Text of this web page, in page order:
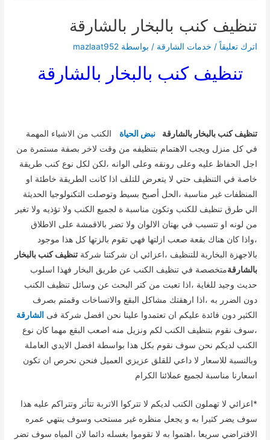
تنظيف كنب بالبخار بالشارقة
اترك تعليقاً / خدمات الشارقة / بواسطة mazlaat952
تنظيف كنب بالبخار بالشارقة
تنظيف كنب بالبخار بالشارقة نبض الحياة
الكنب من الاشياء المهمة
في كل منزل ويجب الاهتمام بتنظيفه من وقت لاخر بصفة مستمرة من
اجل الحفاظ عليه وعلى رونقه وعلى الوانه ،لكن لكل نوع كنب طريقة
خاصة في التنظيف حتي لا يتعرض للتلف اذا كانت الطريقة خاطئة او
المنظفات غير مناسبة ،الحل أصبح بسيط وتوصلت التكنولوجيا الحديثة
الي طرق تنظيف للكنب وتكون مناسبة ة لجميع الكنب ولا تؤذيه ولا تغير
من لونه او تتسبب في بهتان الالوان ولا تضر بالاقمشة على الاطلاق
،واذا كان هناك بقعة صعب ازلتها فهي تقوم بالزتها كل هذا موجود
بالاجهزة البخارية للتنظيف ،اعزائي ان شركتنا شركةتنظيف كنب بالبخار
بالشارقةمتخصصة في تنظيف الكنب عن طريق البخار فهذا اسلوب
حديث وجيد للغاية ،اذا تعبت من كتر البحث عن وسائل تنظيف الكنب
دون الضرر به ،اذا ارهقتك مشاكل البقع والاتساخات وقمتم بصرف
الكثير دون فائدة عليكم ان تعتمدوا علينا نحن افضل شركة فى الشارقة
،سوف نقوم بتنظيف الكنب لكم ونزيل منه اصعب البقع مهما كان نوع
الكنب لديكم نحن سوف نقوم بكل هذا بواسطة افضل الايدي العاملة
وبالنسبة للاسعار لا داعي للقلق عزيزي العميل فنحن نحرص ان تكون
اسعارنا مناسبة لجميع عملائنا الكرام
*اعزائي لا تهملون الكنب لديكم لا تتركوا الاتربة تتأثر وتتراكم عليه هذا
سوف يضر كثيرا به و يجعل منظره غير مستحب وسوف ينتهي عمره
الافتراضي سريعا ،اهتموا به لا تقوموا بغسله دائما لان المياه سوف تضر